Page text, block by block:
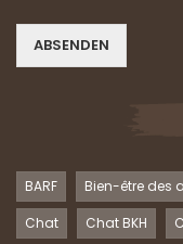
ABSENDEN
BARF Bien-être des
Chat
Chat BKH